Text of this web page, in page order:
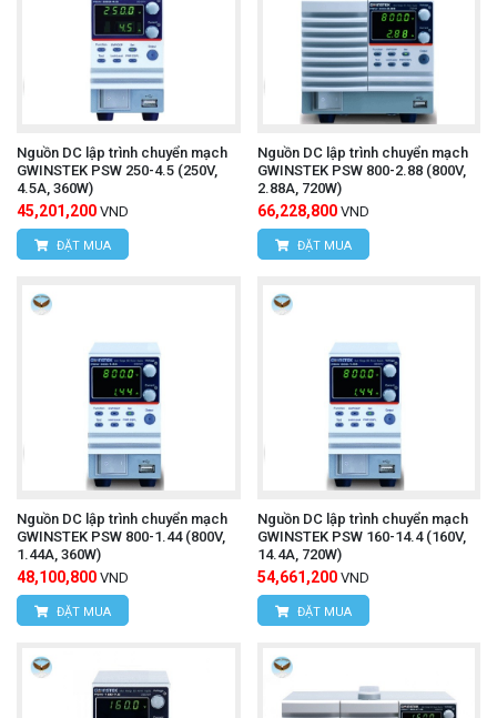
Nguồn DC lập trình chuyển mạch
GWINSTEK PSW 250-4.5 (250V,
4.5A, 360W)
45,201,200 VND
ĐẶT MUA
Nguồn DC lập trình chuyển mạch
GWINSTEK PSW 800-2.88 (800V,
2.88A, 720W)
66,228,800 VND
ĐẶT MUA
Nguồn DC lập trình chuyển mạch
GWINSTEK PSW 800-1.44 (800V,
1.44A, 360W)
48,100,800 VND
ĐẶT MUA
Nguồn DC lập trình chuyển mạch
GWINSTEK PSW 160-14.4 (160V,
14.4A, 720W)
54,661,200 VND
ĐẶT MUA